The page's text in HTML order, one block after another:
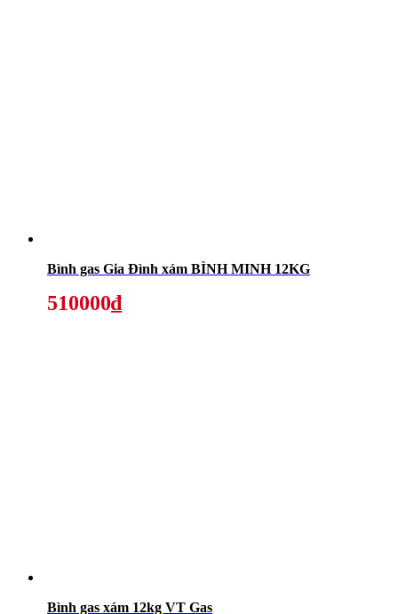
Bình gas Gia Đình xám BÌNH MINH 12KG
510000₫
Bình gas xám 12kg VT Gas